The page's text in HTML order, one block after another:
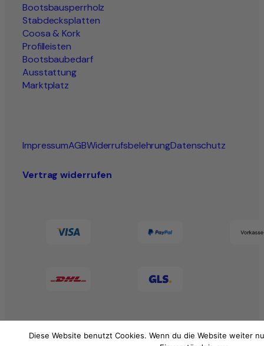
Bootsbausperrholz
Stabdecksplatten
Coosa & Kork
Profilleisten
Bootsbaubedarf
Ausstattung
Marktplatz
ImpressumAGBWiderrufsbelehrungDatenschutz
Vertrag widerrufen
Diese Website benutzt Cookies. Wenn du die Website weiter